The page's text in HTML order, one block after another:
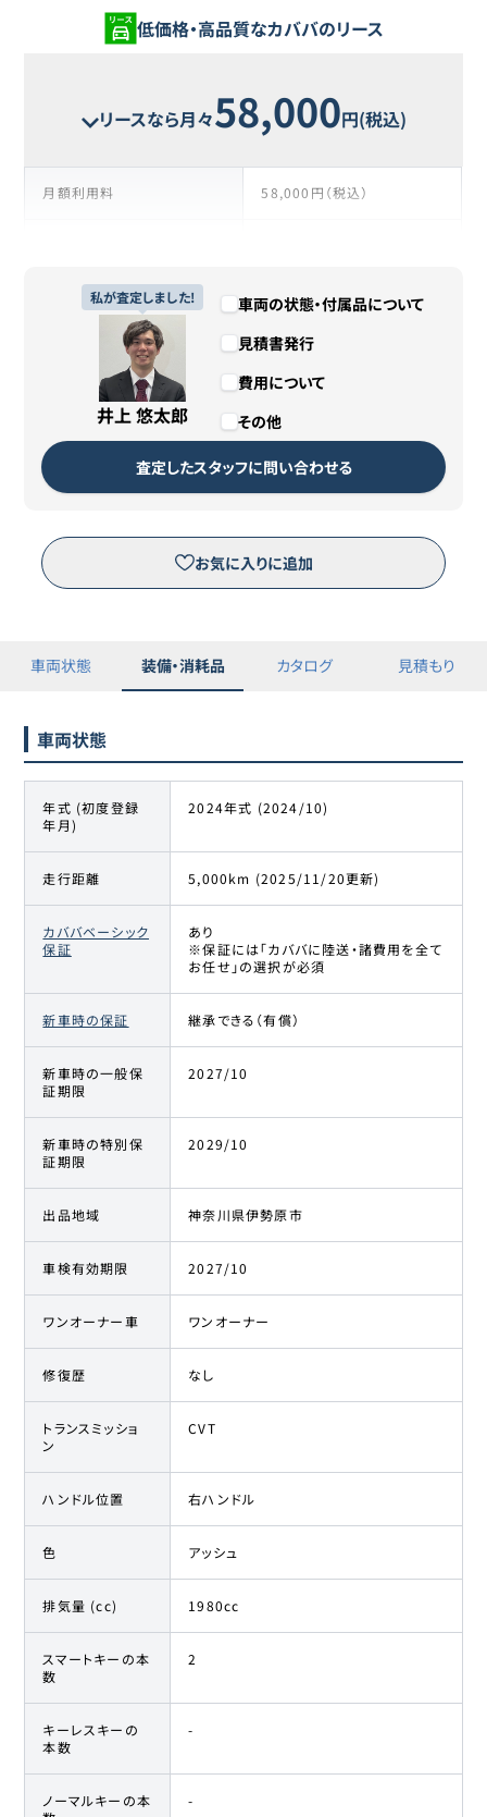
低価格・高品質なカババのリース
リースなら月々58,000円(税込)
月額利用料 58,000円（税込）
リース期間 9年
6,264,000円（税込）
カババリースについて詳しくは こちら
※三菱オートリース（株）が運営するピタクルサイトへ移動します。
私が査定しました!
井上 悠太郎
車両の状態・付属品について
見積書発行
費用について
その他
査定したスタッフに問い合わせる
お気に入りに追加
車両状態 装備・消耗品 カタログ 見積もり
車両状態
年式 (初度登録
年月)
2024年式 (2024/10)
走行距離 5,000km (2025/11/20更新)
カババベーシック
保証
あり
※保証には「カババに陸送・諸費用を全て
お任せ」の選択が必須
新車時の保証 継承できる（有償）
新車時の一般保
証期限
2027/10
新車時の特別保
証期限
2029/10
出品地域 神奈川県伊勢原市
車検有効期限 2027/10
ワンオーナー車 ワンオーナー
修復歴 なし
トランスミッショ
ン
CVT
ハンドル位置 右ハンドル
色 アッシュ
排気量 (cc) 1980cc
スマートキーの本
数
2
キーレスキーの
本数
-
ノーマルキーの本
-